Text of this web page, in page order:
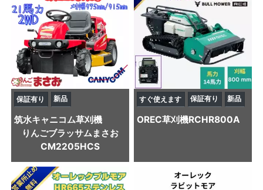
保証有り 新品
筑水キャニコム草刈機
りんごブラッサムまさお
CM2205HCS
すぐ使えます 保証有り 新品
OREC草刈機RCHR800A